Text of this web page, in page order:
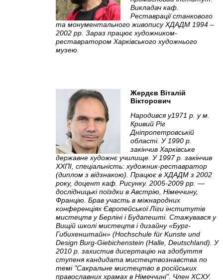
Викладач каф.
Реставрації станкового
та монументального живопису ХДАДМ 1994 –
2002 рр. Зараз працює художником-
реставратором Харківського художнього
музею.
Жердєв Віталій
Вікторович
Народився у1971 р. у м.
Кривий Ріг
Дніпропетровській
області. У 1990 р.
закінчив Харківське
державне художнє училище. У 1997 р. закінчив
ХХПІ, спеціальність: художник-реставратор
(диплом з відзнакою). Працює в ХДАДМ з 2002
року, доцент каф. Рисунку. 2005-2009 рр. —
дослідницькі поїздки в Австрію, Німеччину,
Францію. Брав участь в міжнародних
конференціях Європейської Ліги інститутів
мистецтв у Берліні і Будапешті. Стажувався у
Вищій школі мистецтв і дизайну «Бург-
Гибихенштайн» (Hochschule für Kunste und
Design Burg-Giebichenstein (Halle, Deutschland). У
2010 р. захистив дисертацію на здобуття
ступеня кандидата мистецтвознавства по
темі "Сакральне мистецтво в російських
православних храмах в Німеччині". Член ХСХУ.